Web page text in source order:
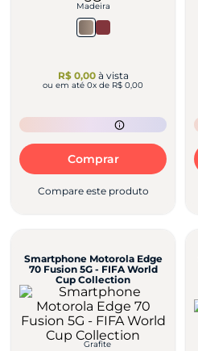
Madeira
R$ 0,00à vista
ou em até 0x de R$ 0,00
Comprar
Compare este produto
Smartphone Motorola Edge
70 Fusion 5G - FIFA World
Cup Collection
Grafite